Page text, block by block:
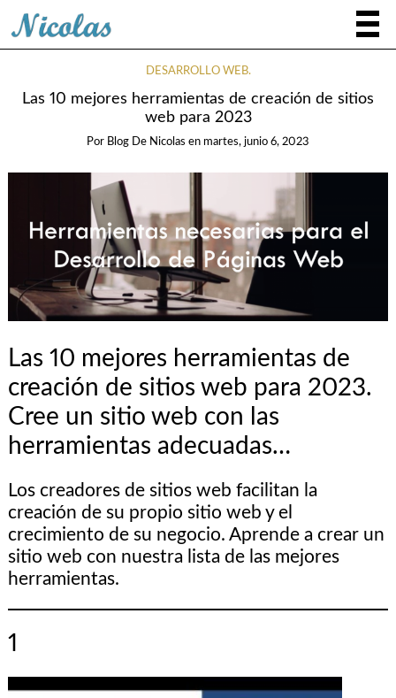
DESARROLLO WEB.
Las 10 mejores herramientas de creación de sitios
web para 2023
Por Blog De Nicolas en martes, junio 6, 2023
Las 10 mejores herramientas de
creación de sitios web para 2023.
Cree un sitio web con las
herramientas adecuadas…
Los creadores de sitios web facilitan la
creación de su propio sitio web y el
crecimiento de su negocio. Aprende a crear un
sitio web con nuestra lista de las mejores
herramientas.
1